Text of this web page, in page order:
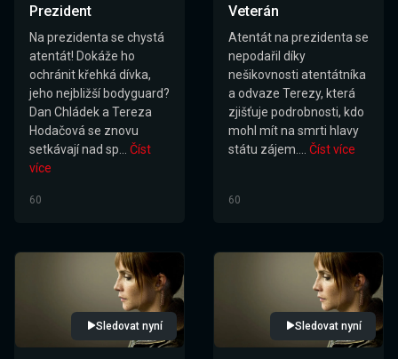
Prezident
Na prezidenta se chystá
atentát! Dokáže ho
ochránit křehká dívka,
jeho nejbližší bodyguard?
Dan Chládek a Tereza
Hodačová se znovu
setkávají nad sp...
Číst
více
60
Veterán
Atentát na prezidenta se
nepodařil díky
nešikovnosti atentátníka
a odvaze Terezy, která
zjišťuje podrobnosti, kdo
mohl mít na smrti hlavy
státu zájem....
Číst více
60
Sledovat nyní Sledovat nyní